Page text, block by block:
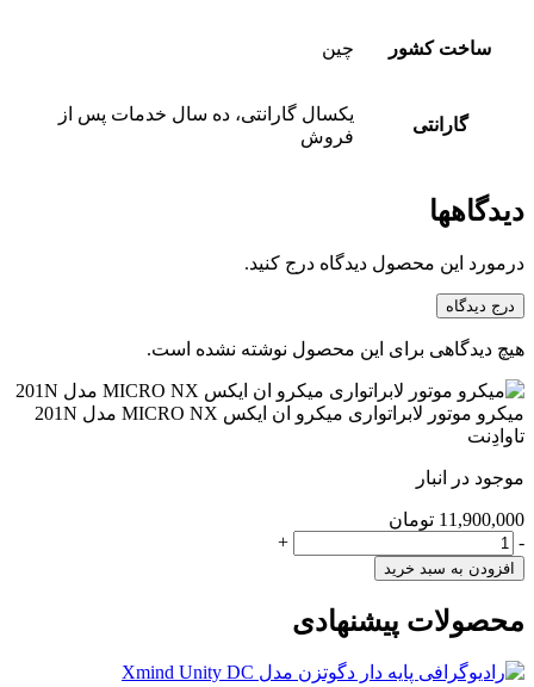
ساخت کشور چین
گارانتی
یکسال گارانتی، ده سال خدمات پس از
فروش
دیدگاهها
درمورد این محصول دیدگاه درج کنید.
درج دیدگاه
هیچ دیدگاهی برای این محصول نوشته نشده است.
میکرو موتور لابراتواری میکرو ان ایکس MICRO NX مدل 201N
تاوادِنت
موجود در انبار
11,900,000 تومان
میکرو
موتور
لابراتواری
ان
MICRO
-
+
افزودن به سبد خرید
محصولات پیشنهادی